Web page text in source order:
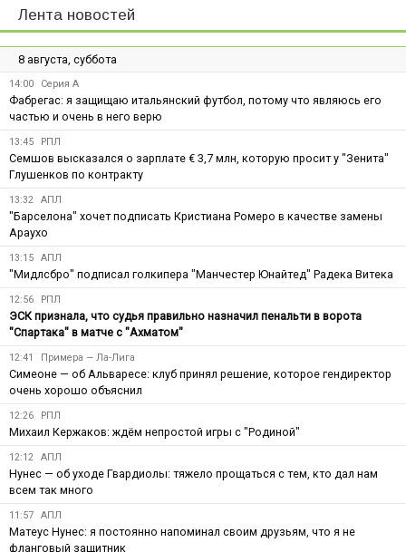
Лента новостей
8 августа, суббота
14:00 Серия А
Фабрегас: я защищаю итальянский футбол, потому что являюсь его
частью и очень в него верю
13:45 РПЛ
Семшов высказался о зарплате € 3,7 млн, которую просит у "Зенита"
Глушенков по контракту
13:32 АПЛ
"Барселона" хочет подписать Кристиана Ромеро в качестве замены
Араухо
13:15 АПЛ
"Мидлсбро" подписал голкипера "Манчестер Юнайтед" Радека Витека
12:56 РПЛ
ЭСК признала, что судья правильно назначил пенальти в ворота
"Спартака" в матче с "Ахматом"
12:41 Примера — Ла-Лига
Симеоне — об Альваресе: клуб принял решение, которое гендиректор
очень хорошо объяснил
12:26 РПЛ
Михаил Кержаков: ждём непростой игры с "Родиной"
12:12 АПЛ
Нунес — об уходе Гвардиолы: тяжело прощаться с тем, кто дал нам
всем так много
11:57 АПЛ
Матеус Нунес: я постоянно напоминал своим друзьям, что я не
фланговый защитник